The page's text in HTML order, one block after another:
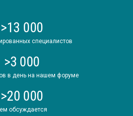
>13 000
специалистов
>3 000
в день на нашем форуме
>20 000
обсуждается